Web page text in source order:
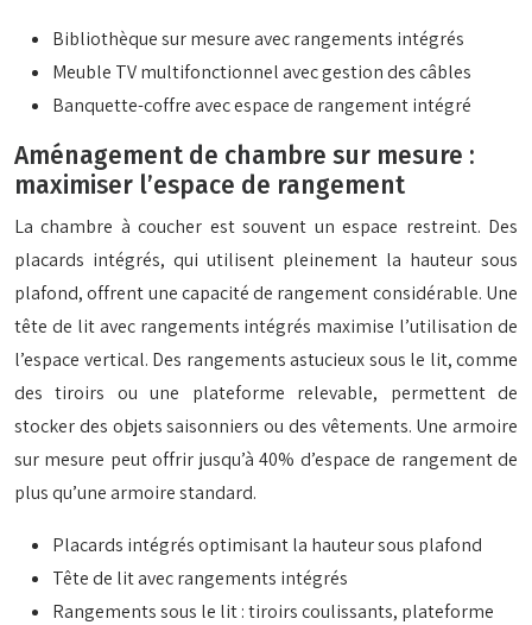
Bibliothèque sur mesure avec rangements intégrés
Meuble TV multifonctionnel avec gestion des câbles
Banquette-coffre avec espace de rangement intégré
Aménagement de chambre sur mesure :
maximiser l’espace de rangement
La chambre à coucher est souvent un espace restreint. Des
placards intégrés, qui utilisent pleinement la hauteur sous
plafond, offrent une capacité de rangement considérable. Une
tête de lit avec rangements intégrés maximise l’utilisation de
l’espace vertical. Des rangements astucieux sous le lit, comme
des tiroirs ou une plateforme relevable, permettent de
stocker des objets saisonniers ou des vêtements. Une armoire
sur mesure peut offrir jusqu’à 40% d’espace de rangement de
plus qu’une armoire standard.
Placards intégrés optimisant la hauteur sous plafond
Tête de lit avec rangements intégrés
Rangements sous le lit : tiroirs coulissants, plateforme